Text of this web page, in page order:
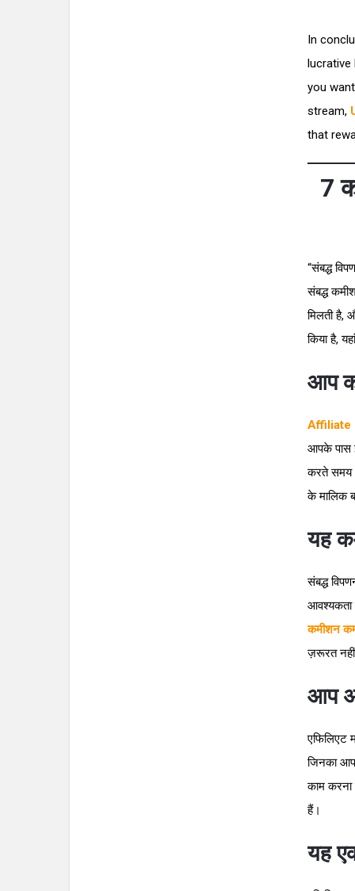
In
lucrative
you
stream,
that
7
“संबद्ध
संबद्ध
मिलती है,
किया है,
आप
Affiliate
आपके पास
करते समय
के मालिक
यह
संबद्ध
आवश्यकता
कमीशन
ज़रूरत
आप
एफिलिएट
जिनका आप
काम
हैं।
यह